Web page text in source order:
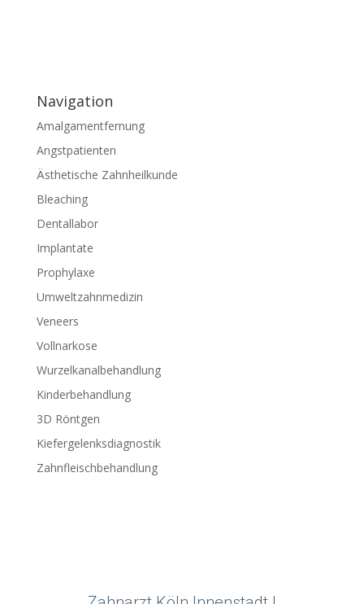
Navigation
Amalgamentfernung
Angstpatienten
Ästhetische Zahnheilkunde
Bleaching
Dentallabor
Implantate
Prophylaxe
Umweltzahnmedizin
Veneers
Vollnarkose
Wurzelkanalbehandlung
Kinderbehandlung
3D Röntgen
Kiefergelenksdiagnostik
Zahnfleischbehandlung